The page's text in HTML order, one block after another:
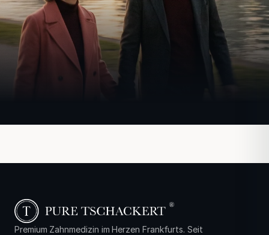
Premium Zahnmedizin im Herzen Frankfurts. Seit